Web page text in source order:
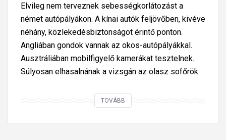
a
n
u
l
s
á
Elvileg nem terveznek sebességkorlátozást a
német autópályákon. A kínai autók feljövőben, kivéve
néhány, közlekedésbiztonságot érintő ponton.
Angliában gondok vannak az okos-autópályákkal.
Ausztráliában mobilfigyelő kamerákat tesztelnek.
Súlyosan elhasalnának a vizsgán az olasz sofőrök.
TOVÁBB
é